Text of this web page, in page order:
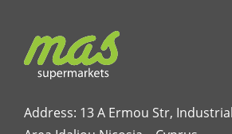
Address: 13 A Ermou Str, Industrial